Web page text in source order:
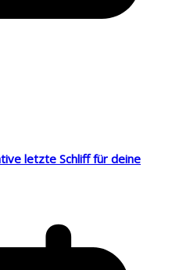
letzte Schliff für deine